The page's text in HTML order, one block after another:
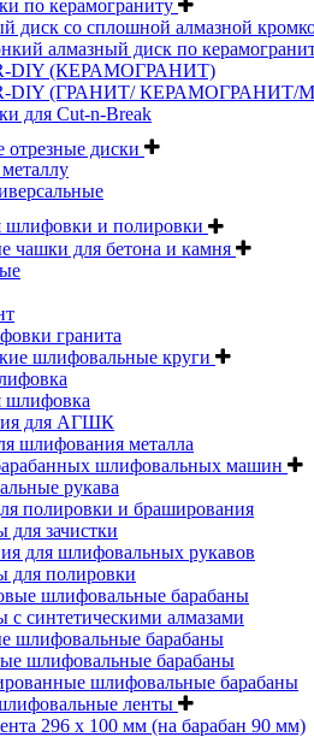
по керамограниту
диск со сплошной алмазной
алмазный диск по
DIY (КЕРАМОГРАНИТ)
DIY (ГРАНИТ/ КЕРАМОГРАНИТ/
для Cut-n-Break
отрезные диски
шлифовки и полировки
чашки для бетона и камня
гранита
шлифовальные круги
шлифовка
для АГШК
шлифования металла
шлифовальных машин
рукава
полировки и браширования
для зачистки
для шлифовальных рукавов
для полировки
шлифовальные барабаны
с синтетическими алмазами
шлифовальные барабаны
шлифовальные барабаны
шлифовальные барабаны
ленты
296 х 100 мм (на барабан 90 мм)